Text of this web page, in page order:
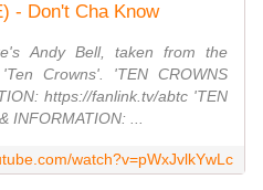
- Don't Cha Know
Andy Bell, taken from the
Crowns'. 'TEN CROWNS
https://fanlink.tv/abtc 'TEN
INFORMATION: ...
watch?v=pWxJvlkYwLc